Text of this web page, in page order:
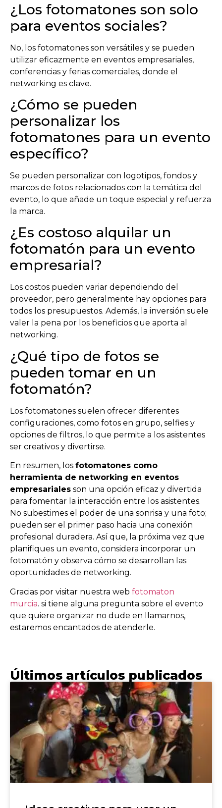
¿Los fotomatones son solo
para eventos sociales?
No, los fotomatones son versátiles y se pueden
utilizar eficazmente en eventos empresariales,
conferencias y ferias comerciales, donde el
networking es clave.
¿Cómo se pueden
personalizar los
fotomatones para un evento
específico?
Se pueden personalizar con logotipos, fondos y
marcos de fotos relacionados con la temática del
evento, lo que añade un toque especial y refuerza
la marca.
¿Es costoso alquilar un
fotomatón para un evento
empresarial?
Los costos pueden variar dependiendo del
proveedor, pero generalmente hay opciones para
todos los presupuestos. Además, la inversión suele
valer la pena por los beneficios que aporta al
networking.
¿Qué tipo de fotos se
pueden tomar en un
fotomatón?
Los fotomatones suelen ofrecer diferentes
configuraciones, como fotos en grupo, selfies y
opciones de filtros, lo que permite a los asistentes
ser creativos y divertirse.
En resumen, los fotomatones como
herramienta de networking en eventos
empresariales son una opción eficaz y divertida
para fomentar la interacción entre los asistentes.
No subestimes el poder de una sonrisa y una foto;
pueden ser el primer paso hacia una conexión
profesional duradera. Así que, la próxima vez que
planifiques un evento, considera incorporar un
fotomatón y observa cómo se desarrollan las
oportunidades de networking.
Gracias por visitar nuestra web fotomaton
murcia. si tiene alguna pregunta sobre el evento
que quiere organizar no dude en llamarnos,
estaremos encantados de atenderle.
Últimos artículos publicados